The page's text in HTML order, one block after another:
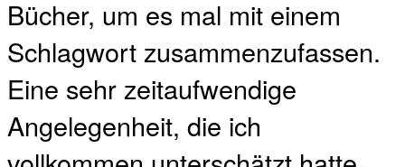
Bücher, um es mal mit einem
Schlagwort zusammenzufassen.
Eine sehr zeitaufwendige
Angelegenheit, die ich